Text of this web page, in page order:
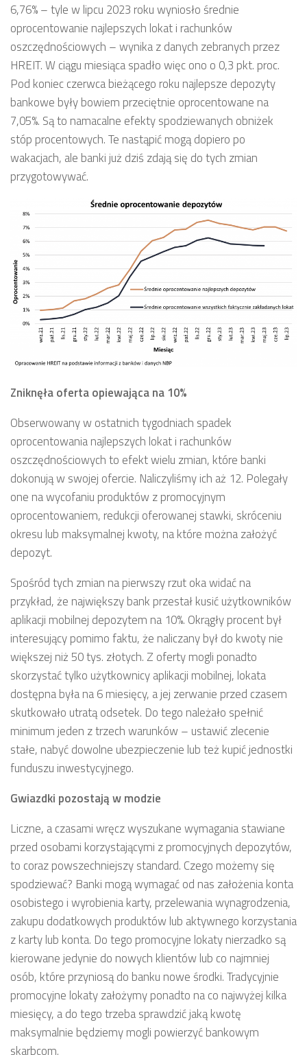
6,76% – tyle w lipcu 2023 roku wyniosło średnie
oprocentowanie najlepszych lokat i rachunków
oszczędnościowych – wynika z danych zebranych przez
HREIT. W ciągu miesiąca spadło więc ono o 0,3 pkt. proc.
Pod koniec czerwca bieżącego roku najlepsze depozyty
bankowe były bowiem przeciętnie oprocentowane na
7,05%. Są to namacalne efekty spodziewanych obniżek
stóp procentowych. Te nastąpić mogą dopiero po
wakacjach, ale banki już dziś zdają się do tych zmian
przygotowywać.
Zniknęła oferta opiewająca na 10%
Obserwowany w ostatnich tygodniach spadek
oprocentowania najlepszych lokat i rachunków
oszczędnościowych to efekt wielu zmian, które banki
dokonują w swojej ofercie. Naliczyliśmy ich aż 12. Polegały
one na wycofaniu produktów z promocyjnym
oprocentowaniem, redukcji oferowanej stawki, skróceniu
okresu lub maksymalnej kwoty, na które można założyć
depozyt.
Spośród tych zmian na pierwszy rzut oka widać na
przykład, że największy bank przestał kusić użytkowników
aplikacji mobilnej depozytem na 10%. Okrągły procent był
interesujący pomimo faktu, że naliczany był do kwoty nie
większej niż 50 tys. złotych. Z oferty mogli ponadto
skorzystać tylko użytkownicy aplikacji mobilnej, lokata
dostępna była na 6 miesięcy, a jej zerwanie przed czasem
skutkowało utratą odsetek. Do tego należało spełnić
minimum jeden z trzech warunków – ustawić zlecenie
stałe, nabyć dowolne ubezpieczenie lub też kupić jednostki
funduszu inwestycyjnego.
Gwiazdki pozostają w modzie
Liczne, a czasami wręcz wyszukane wymagania stawiane
przed osobami korzystającymi z promocyjnych depozytów,
to coraz powszechniejszy standard. Czego możemy się
spodziewać? Banki mogą wymagać od nas założenia konta
osobistego i wyrobienia karty, przelewania wynagrodzenia,
zakupu dodatkowych produktów lub aktywnego korzystania
z karty lub konta. Do tego promocyjne lokaty nierzadko są
kierowane jedynie do nowych klientów lub co najmniej
osób, które przyniosą do banku nowe środki. Tradycyjnie
promocyjne lokaty założymy ponadto na co najwyżej kilka
miesięcy, a do tego trzeba sprawdzić jaką kwotę
maksymalnie będziemy mogli powierzyć bankowym
skarbcom.